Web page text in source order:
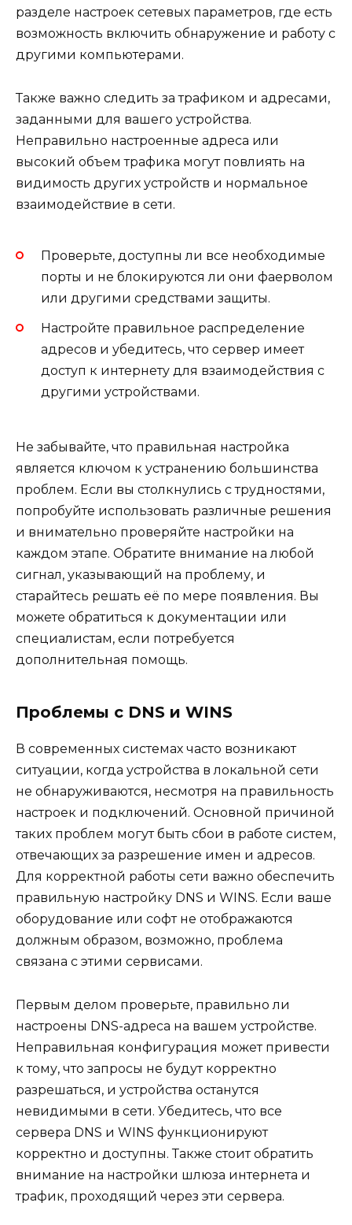
разделе настроек сетевых параметров, где есть
возможность включить обнаружение и работу с
другими компьютерами.
Также важно следить за трафиком и адресами,
заданными для вашего устройства.
Неправильно настроенные адреса или
высокий объем трафика могут повлиять на
видимость других устройств и нормальное
взаимодействие в сети.
Проверьте, доступны ли все необходимые
порты и не блокируются ли они фаерволом
или другими средствами защиты.
Настройте правильное распределение
адресов и убедитесь, что сервер имеет
доступ к интернету для взаимодействия с
другими устройствами.
Не забывайте, что правильная настройка
является ключом к устранению большинства
проблем. Если вы столкнулись с трудностями,
попробуйте использовать различные решения
и внимательно проверяйте настройки на
каждом этапе. Обратите внимание на любой
сигнал, указывающий на проблему, и
старайтесь решать её по мере появления. Вы
можете обратиться к документации или
специалистам, если потребуется
дополнительная помощь.
Проблемы с DNS и WINS
В современных системах часто возникают
ситуации, когда устройства в локальной сети
не обнаруживаются, несмотря на правильность
настроек и подключений. Основной причиной
таких проблем могут быть сбои в работе систем,
отвечающих за разрешение имен и адресов.
Для корректной работы сети важно обеспечить
правильную настройку DNS и WINS. Если ваше
оборудование или софт не отображаются
должным образом, возможно, проблема
связана с этими сервисами.
Первым делом проверьте, правильно ли
настроены DNS-адреса на вашем устройстве.
Неправильная конфигурация может привести
к тому, что запросы не будут корректно
разрешаться, и устройства останутся
невидимыми в сети. Убедитесь, что все
сервера DNS и WINS функционируют
корректно и доступны. Также стоит обратить
внимание на настройки шлюза интернета и
трафик, проходящий через эти сервера.